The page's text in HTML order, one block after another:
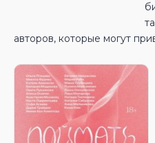
авторов, которые могут